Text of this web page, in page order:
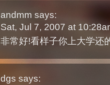
andmm says:
Sat, Jul 7, 2007 at
非常好!看样子你上大学
dgs says: